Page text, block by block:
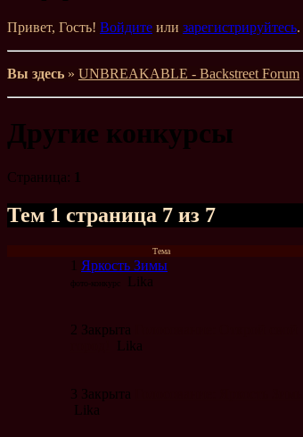
Привет, Гость! Войдите или зарегистрируйтесь.
Вы здесь » UNBREAKABLE - Backstreet Forum
Другие конкурсы
Страница: 1
Тем 1 страница 7 из 7
Тема
1 Яркость Зимы
фото-конкурс Lika
2 Закрыта
Lika
3 Закрыта
Lika